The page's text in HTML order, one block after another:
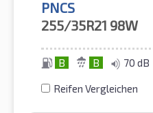
PNCS
255/35R21 98W
B B 70 dB
Reifen Vergleichen